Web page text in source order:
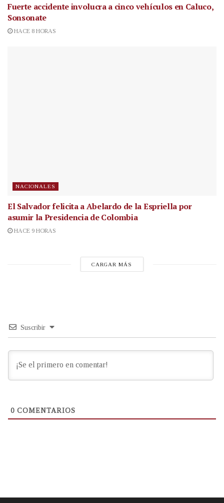
Fuerte accidente involucra a cinco vehículos en Caluco,
Sonsonate
HACE 8 HORAS
NACIONALES
El Salvador felicita a Abelardo de la Espriella por
asumir la Presidencia de Colombia
HACE 9 HORAS
CARGAR MÁS
Suscribir
0 COMENTARIOS